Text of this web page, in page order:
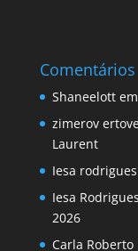
Comentários
Shaneelottem
zimerov
Laurent
Iesa rodrigues
Iesa Rodrigues
2026
Carla Roberto